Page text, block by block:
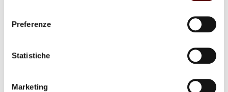
Preferenze
Statistiche
Marketing